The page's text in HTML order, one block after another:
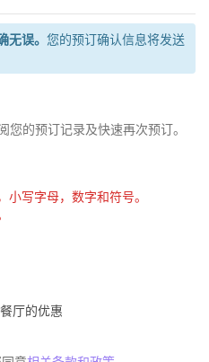
无误。 您的预订确认信息将发送
您的预订记录及快速再次预订。
写字母，数字和符号。
厅的优惠